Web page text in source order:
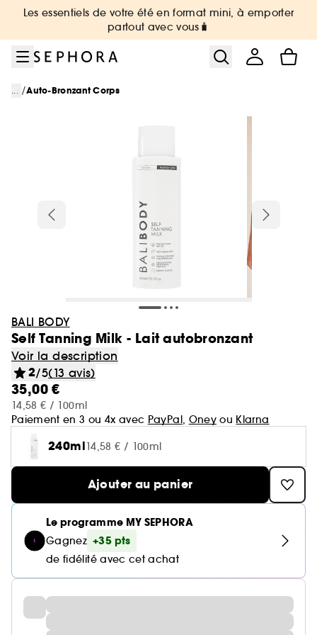
Aller au menu
Aller au contenu principal
Aller au pied de page
Les essentiels de votre été en format mini, à emporter
partout avec vous🧳
... /Auto-Bronzant Corps
BALI BODY
Self Tanning Milk - Lait autobronzant
Voir la description
2/5(13 avis)
35,00 €
14,58 € / 100ml
Paiement en 3 ou 4x avec PayPal, Oneyou Klarna
240ml14,58 € / 100ml
Ajouter au panier
Le programme MY SEPHORA
Gagnez +35 pts
de fidélité avec cet achat